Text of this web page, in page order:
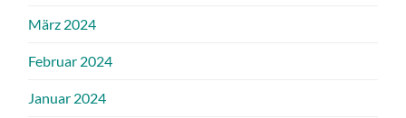
März 2024
Februar 2024
Januar 2024